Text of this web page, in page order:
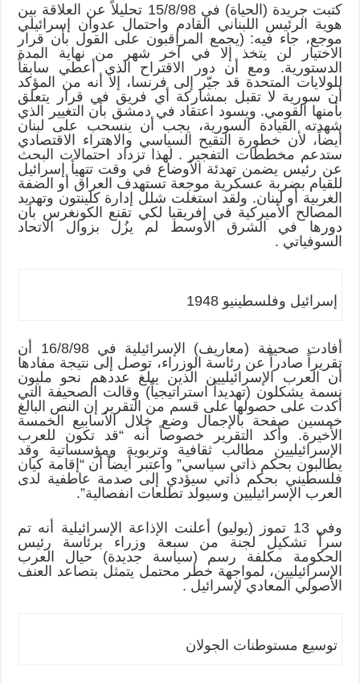
كتبت جريدة (الحياة) في 15/8/98 تحليلاً عن العلاقة بين
هوية الرئيس اللبناني القادم واحتمال عدوان إسرائيلي
موجع، جاء فيه: (يجمع المراقبون على القول بأن قرار
الاختيار لن يتخذ إلا في آخر شهر من نهاية المدة
الدستورية. ومع أن دور الاقتراح الذي أعطي سابقاً
للولايات المتحدة قد جيّر إلى فرنسا، إلا أنه من المؤكد
أن سورية لا تقبل بمشاركة أي فريق في قرار يتعلق
بأمنها القومي. ويسود اعتقاد في دمشق بأن التغيير الذي
شهدته القيادة السورية، يجب أن ينسحب على لبنان
أيضاً، لأن خطورة التقيح السياسي والاهتراء الاقتصادي
ستدعم مخططات التفجير . لهذا تزداد احتمالات البحث
عن رئيس يضمن تهدئة الأوضاع في وقت تتهيأ إسرائيل
للقيام بضربة عسكرية موجعة تستهدف العراق أو الضفة
الغربية أو لبنان. ولقد استغلت شلل إدارة كلينتون وتهديد
المصالح الأميركية في إفريقيا لكي تقنع الكونغرس بأن
دورها في الشرق الأوسط لم يزُل بزوال الاتحاد
السوفياتي .
إسرائيل وفلسطينيو 1948
أفادت صحيفة (معاريف) الإسرائيلية في 16/8/98 أن
تقريراً صادراً عن رئاسة الوزراء، توصل إلى نتيجة مفادها
أن العرب الإسرائيليين الذين يبلغ عددهم نحو مليون
نسمة يشكلون (تهديداً استراتيجياً) وقالت الصحيفة التي
أكدت على حصولها على قسم من التقرير إن النص البالغ
خمسين صفحة بالإجمال وضع خلال الأسابيع الخمسة
الأخيرة. وأكد التقرير خصوصاً أنه “قد تكون للعرب
الإسرائيليين مطالب ثقافية وتربوية ومؤسساتية وقد
يطالبون بحكم ذاتي سياسي” واعتبر أيضاً أن “إقامة كيان
فلسطيني بحكم ذاتي سيؤدي إلى صدمة عاطفية لدى
العرب الإسرائيليين وسيولد تطلعات انفصالية”.
وفي 13 تموز (يوليو) أعلنت الإذاعة الإسرائيلية أنه تم
سراً تشكيل لجنة من سبعة وزراء برئاسة رئيس
الحكومة مكلفة رسم (سياسة جديدة) حيال العرب
الإسرائيليين، لمواجهة خطر محتمل يتمثل بتصاعد العنف
الأصولي المعادي لإسرائيل .
توسيع مستوطنات الجولان